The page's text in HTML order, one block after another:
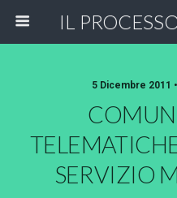
IL
5 Dicembre 2011
SERVIZIO